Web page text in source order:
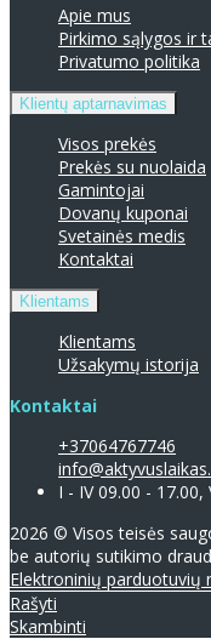
Apie mus
Pirkimo sąlygos ir
Privatumo politika
Klientų aptarnavimas
Visos prekės
Prekės su nuolaida
Gamintojai
Dovanų kuponai
Svetainės medis
Kontaktai
Klientams
Klientams
Užsakymų istorija
Kontaktai
+37064767746
I - IV 09.00 - 17.00,
2026 © Visos teisės
be autorių sutikimo
Elektroninių parduotuvių
Rašyti
Skambinti